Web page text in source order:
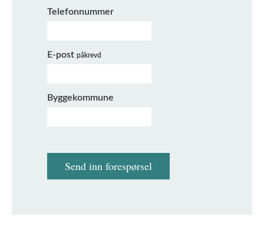
Telefonnummer
E-post påkrevd
Byggekommune
Send inn forespørsel